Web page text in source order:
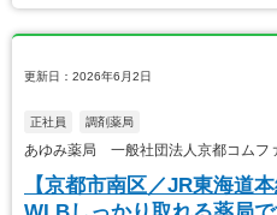
更新日：2026年6月2日
正社員 調剤薬局
あゆみ薬局 一般社団法人京都コムフ
【京都市南区／JR東海道